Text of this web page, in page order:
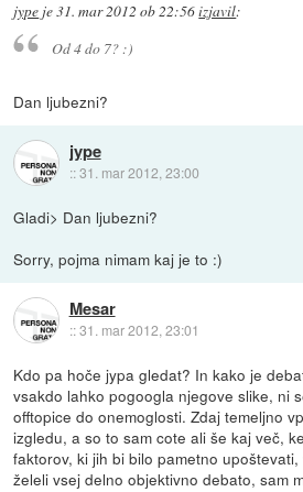
jype je31. mar 2012 ob 22:56izjavil:
Od 4 do 7? :)
Dan ljubezni?
jype
::31. mar 2012, 23:00
Gladi> Dan ljubezni?
Sorry, pojma nimam kaj je to :)
Mesar
::31. mar 2012, 23:01
Kdo pa hoče jypa gledat? In kako je
vsakdo lahko pogoogla njegove slike, ni
offtopice do onemoglosti. Zdaj temeljno
izgledu, a so to sam cote ali še kaj več,
faktorov, ki jih bi bilo pametno
želeli vsej delno objektivno debato, sam